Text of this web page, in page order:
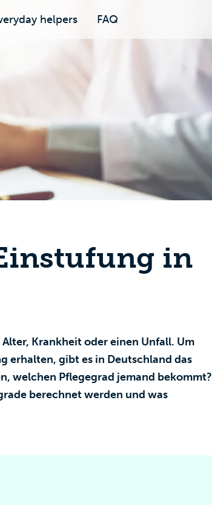
helpers FAQ
in
Krankheit oder einen Unfall. Um
erhalten, gibt es in Deutschland das
welchen Pflegegrad jemand bekommt?
berechnet werden und was